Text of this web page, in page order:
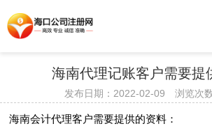
海南代理记账客户需要提
发布日期：2022-02-09 浏览次数
海南会计代理客户需要提供的资料：